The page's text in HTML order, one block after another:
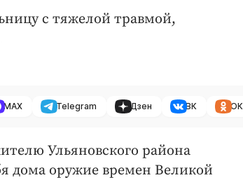
с тяжелой травмой,
MAX Telegram Дзен ВК ОК
Ульяновского района
дома оружие времен Великой